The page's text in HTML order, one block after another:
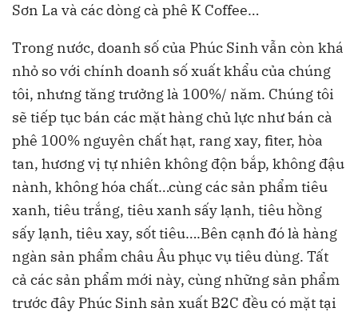
Sơn La và các dòng cà phê K Coffee…
Trong nước, doanh số của Phúc Sinh vẫn còn khá
nhỏ so với chính doanh số xuất khẩu của chúng
tôi, nhưng tăng trưởng là 100%/ năm. Chúng tôi
sẽ tiếp tục bán các mặt hàng chủ lực như bán cà
phê 100% nguyên chất hạt, rang xay, fiter, hòa
tan, hương vị tự nhiên không độn bắp, không đậu
nành, không hóa chất…cùng các sản phẩm tiêu
xanh, tiêu trắng, tiêu xanh sấy lạnh, tiêu hồng
sấy lạnh, tiêu xay, sốt tiêu….Bên cạnh đó là hàng
ngàn sản phẩm châu Âu phục vụ tiêu dùng. Tất
cả các sản phẩm mới này, cùng những sản phẩm
trước đây Phúc Sinh sản xuất B2C đều có mặt tại